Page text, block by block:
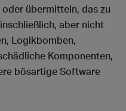
übermitteln, das zu
aber nicht
Logikbomben,
Komponenten,
bösartige Software